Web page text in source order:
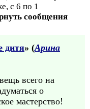
с 6 по 1
сообщения
дитя» (Арина
всего на
о
мастерство!